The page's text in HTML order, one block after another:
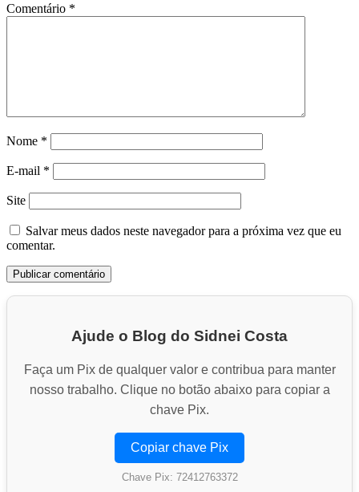
Comentário *
Nome *
E-mail *
Site
Salvar meus dados neste navegador para a próxima vez que eu
comentar.
Ajude o Blog do Sidnei Costa
Faça um Pix de qualquer valor e contribua para manter
nosso trabalho. Clique no botão abaixo para copiar a
chave Pix.
Copiar chave Pix
Chave Pix: 72412763372